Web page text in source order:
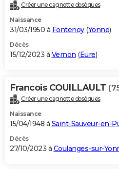
Créer une cagnotte obsèques
Naissance
31/03/1950 à Fontenoy(Yonne)
Décès
15/12/2023 à Vernon (Eure)
Francois COUILLAULT
Créer une cagnotte obsèques
Naissance
15/04/1948 à Saint-Sauveur-en-
Décès
27/10/2023 à Coulanges-sur-